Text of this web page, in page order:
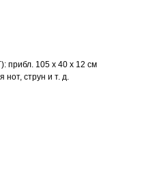
прибл. 105 х 40 х 12 см
нот, струн и т. д.